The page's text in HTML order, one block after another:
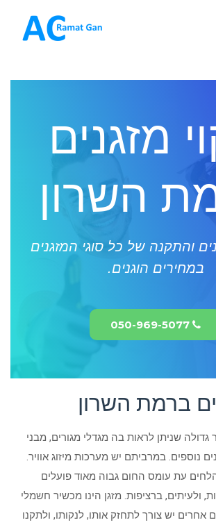
מזגנים
השרון
והתקנה של כל סוגי המזגנים
במחירים הוגנים.
050-969-5077
ברמת השרון
גדולה שניתן לראות בה מגדלי מגורים, מבני
נוספים. במרביתם יש מערכות מיזוג אוויר.
עת עומס החום גבוה מאוד פועלים
ולעיתים, ברציפות. מזגן הינו מכשיר חשמלי
אחרים יש צורך לתחזק אותו, לנקותו, ולתקנו